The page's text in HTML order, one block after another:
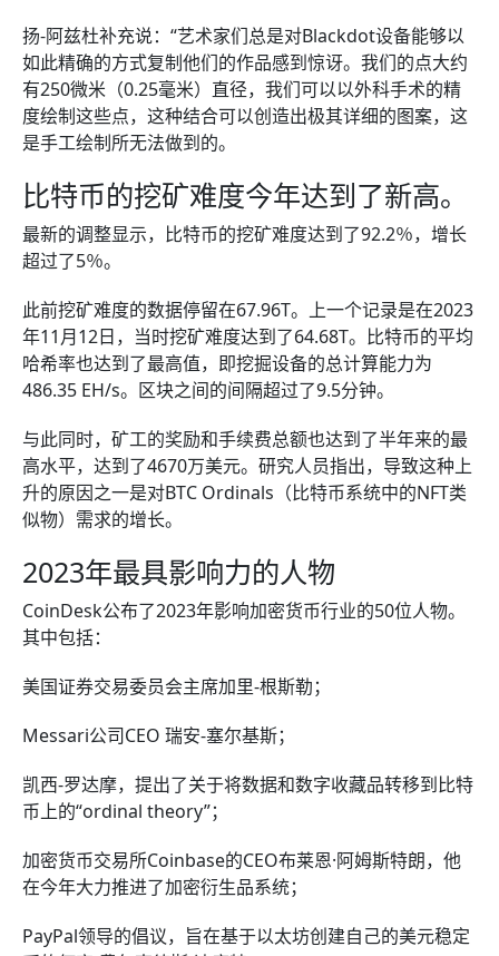
扬-阿兹杜补充说：“艺术家们总是对Blackdot设备能够以
如此精确的方式复制他们的作品感到惊讶。我们的点大约
有250微米（0.25毫米）直径，我们可以以外科手术的精
度绘制这些点，这种结合可以创造出极其详细的图案，这
是手工绘制所无法做到的。
比特币的挖矿难度今年达到了新高。
最新的调整显示，比特币的挖矿难度达到了92.2％，增长
超过了5％。
此前挖矿难度的数据停留在67.96T。上一个记录是在2023
年11月12日，当时挖矿难度达到了64.68T。比特币的平均
哈希率也达到了最高值，即挖掘设备的总计算能力为
486.35 EH/s。区块之间的间隔超过了9.5分钟。
与此同时，矿工的奖励和手续费总额也达到了半年来的最
高水平，达到了4670万美元。研究人员指出，导致这种上
升的原因之一是对BTC Ordinals（比特币系统中的NFT类
似物）需求的增长。
2023年最具影响力的人物
CoinDesk公布了2023年影响加密货币行业的50位人物。
其中包括：
美国证券交易委员会主席加里-根斯勒；
Messari公司CEO 瑞安-塞尔基斯；
凯西-罗达摩，提出了关于将数据和数字收藏品转移到比特
币上的“ordinal theory”；
加密货币交易所Coinbase的CEO布莱恩·阿姆斯特朗，他
在今年大力推进了加密衍生品系统；
PayPal领导的倡议，旨在基于以太坊创建自己的美元稳定